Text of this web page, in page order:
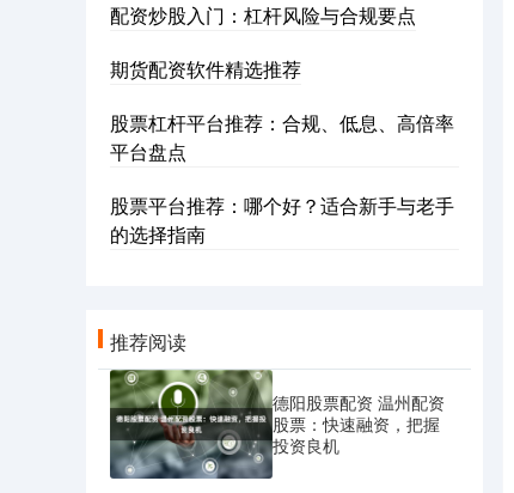
配资炒股入门：杠杆风险与合规要点
期货配资软件精选推荐
股票杠杆平台推荐：合规、低息、高倍率
平台盘点
股票平台推荐：哪个好？适合新手与老手
的选择指南
推荐阅读
德阳股票配资 温州配资
股票：快速融资，把握
投资良机